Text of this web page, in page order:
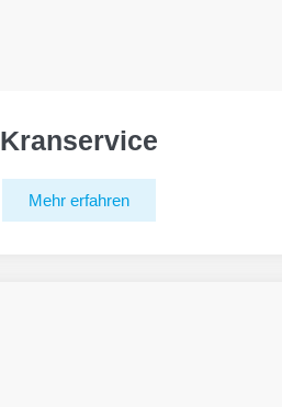
Kranservice
Mehr erfahren